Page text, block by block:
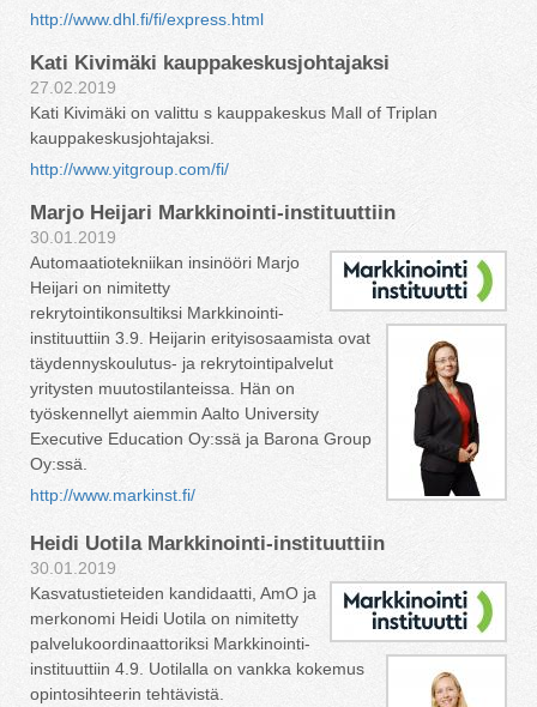
http://www.dhl.fi/fi/express.html
Kati Kivimäki kauppakeskusjohtajaksi
27.02.2019
Kati Kivimäki on valittu s kauppakeskus Mall of Triplan
kauppakeskusjohtajaksi.
http://www.yitgroup.com/fi/
Marjo Heijari Markkinointi-instituuttiin
30.01.2019
Automaatiotekniikan insinööri Marjo
Heijari on nimitetty
rekrytointikonsultiksi Markkinointi-
instituuttiin 3.9. Heijarin erityisosaamista ovat
täydennyskoulutus- ja rekrytointipalvelut
yritysten muutostilanteissa. Hän on
työskennellyt aiemmin Aalto University
Executive Education Oy:ssä ja Barona Group
Oy:ssä.
http://www.markinst.fi/
Heidi Uotila Markkinointi-instituuttiin
30.01.2019
Kasvatustieteiden kandidaatti, AmO ja
merkonomi Heidi Uotila on nimitetty
palvelukoordinaattoriksi Markkinointi-
instituuttiin 4.9. Uotilalla on vankka kokemus
opintosihteerin tehtävistä.